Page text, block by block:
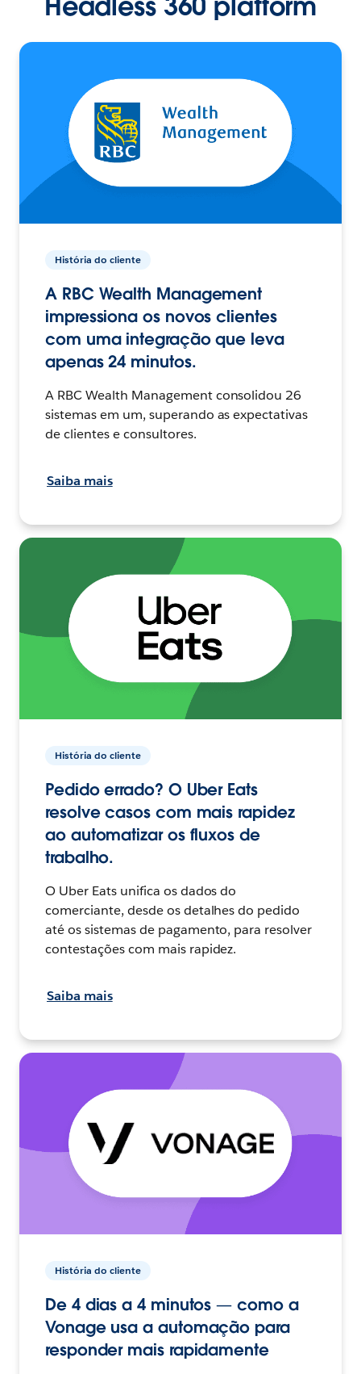
História do cliente
A RBC Wealth Management
impressiona os novos clientes
com uma integração que leva
apenas 24 minutos.
A RBC Wealth Management consolidou 26
sistemas em um, superando as expectativas
de clientes e consultores.
Saiba mais
História do cliente
Pedido errado? O Uber Eats
resolve casos com mais rapidez
ao automatizar os fluxos de
trabalho.
O Uber Eats unifica os dados do
comerciante, desde os detalhes do pedido
até os sistemas de pagamento, para resolver
contestações com mais rapidez.
Saiba mais
História do cliente
De 4 dias a 4 minutos — como a
Vonage usa a automação para
responder mais rapidamente